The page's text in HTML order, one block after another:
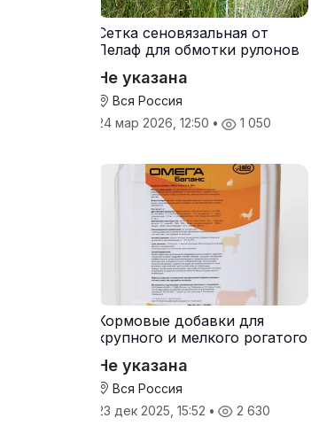
Сетка сеновязальная от
Лелаф для обмотки рулонов
Не указана
Вся Россия
24 мар 2026, 12:50 • 1 050
Кормовые добавки для
крупного и мелкого рогатого
Не указана
Вся Россия
23 дек 2025, 15:52 • 2 630